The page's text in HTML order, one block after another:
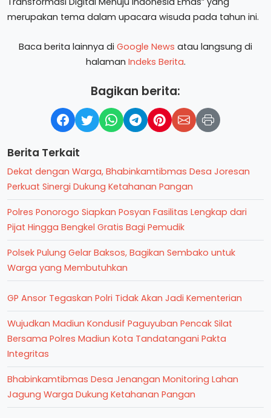
merupakan tema dalam upacara wisuda pada tahun ini.
Baca berita lainnya di Google News atau langsung di
halaman Indeks Berita.
Bagikan berita:
Berita Terkait
Dekat dengan Warga, Bhabinkamtibmas Desa Joresan
Perkuat Sinergi Dukung Ketahanan Pangan
Polres Ponorogo Siapkan Posyan Fasilitas Lengkap dari
Pijat Hingga Bengkel Gratis Bagi Pemudik
Polsek Pulung Gelar Baksos, Bagikan Sembako untuk
Warga yang Membutuhkan
GP Ansor Tegaskan Polri Tidak Akan Jadi Kementerian
Wujudkan Madiun Kondusif Paguyuban Pencak Silat
Bersama Polres Madiun Kota Tandatangani Pakta
Integritas
Bhabinkamtibmas Desa Jenangan Monitoring Lahan
Jagung Warga Dukung Ketahanan Pangan